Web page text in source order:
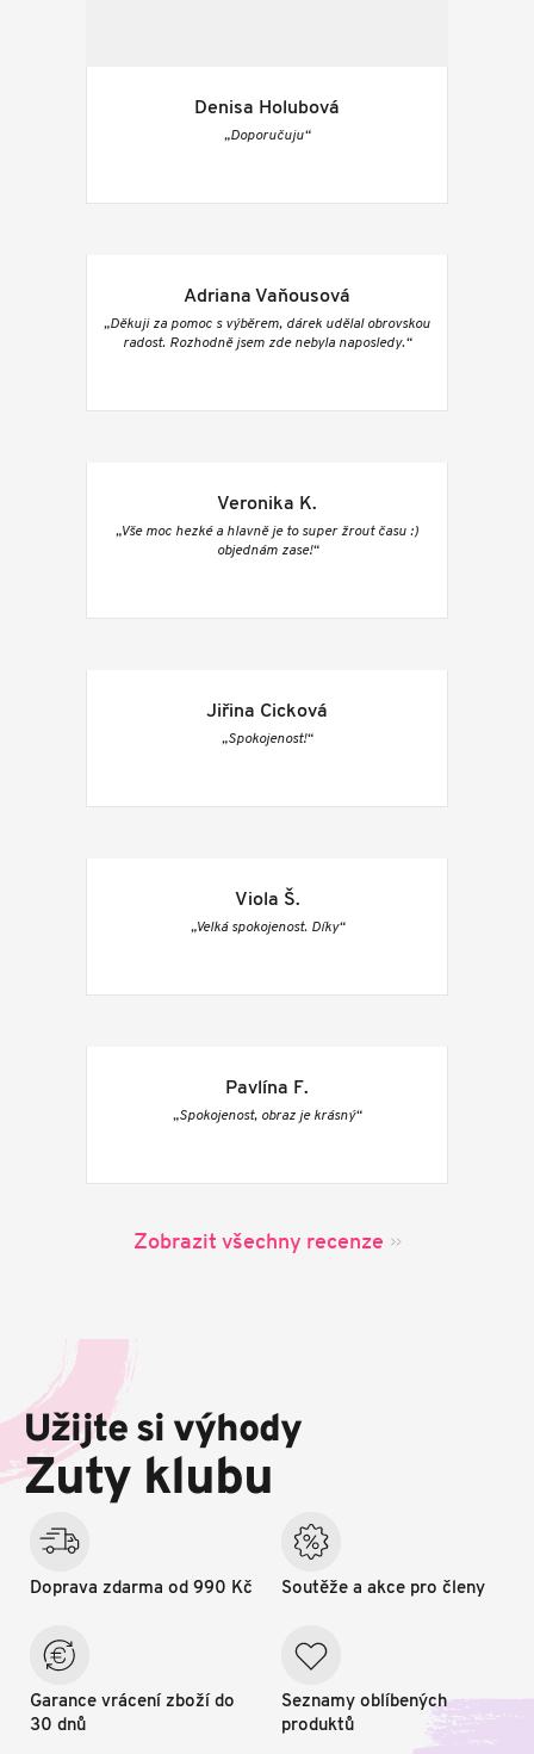
Denisa Holubová
„Doporučuju“
Adriana Vaňousová
„Děkuji za pomoc s výběrem, dárek udělal obrovskou
radost. Rozhodně jsem zde nebyla naposledy.“
Veronika K.
„Vše moc hezké a hlavně je to super žrout času :)
objednám zase!“
Jiřina Cicková
„Spokojenost!“
Viola Š.
„Velká spokojenost. Díky“
Pavlína F.
„Spokojenost, obraz je krásný“
Zobrazit všechny recenze
a
í
Užijte si výhody
Zuty klubu
Doprava zdarma od 990 Kč
Garance vrácení zboží do
30 dnů
Soutěže a akce pro členy
Seznamy oblíbených
produktů